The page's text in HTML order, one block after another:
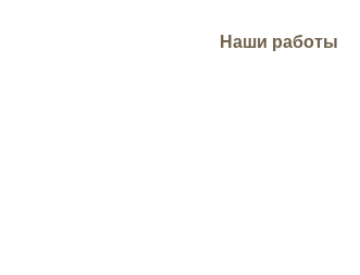
Наши работы